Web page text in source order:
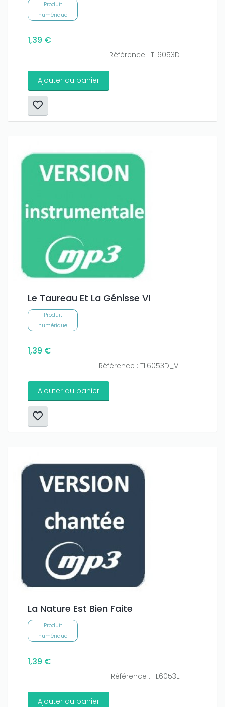
Produit
numérique
1,39 €
Référence : TL6053D
Ajouter au panier
Le Taureau Et La Génisse VI
Produit
numérique
1,39 €
Référence : TL6053D_VI
Ajouter au panier
La Nature Est Bien Faite
Produit
numérique
1,39 €
Référence : TL6053E
Ajouter au panier